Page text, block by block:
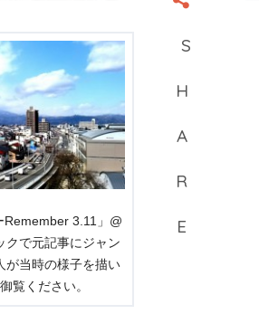
3.11」@
クで元記事にジャン
が当時の様子を描い
覧ください。